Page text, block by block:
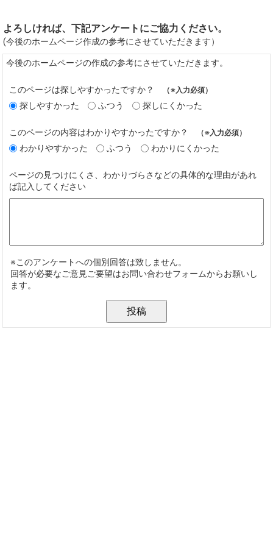
よろしければ、下記アンケートにご協力ください。
(今後のホームページ作成の参考にさせていただきます）
今後のホームページの作成の参考にさせていただきます。
このページは探しやすかったですか？ （※入力必須）
探しやすかった ふつう 探しにくかった
このページの内容はわかりやすかったですか？ （※入力必須）
わかりやすかった ふつう わかりにくかった
ページの見つけにくさ、わかりづらさなどの具体的な理由があれ
ば記入してください
※このアンケートへの個別回答は致しません。
回答が必要なご意見ご要望はお問い合わせフォームからお願いし
ます。